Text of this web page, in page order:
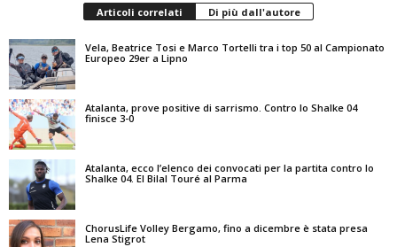
Articoli correlati Di più dall'autore
Vela, Beatrice Tosi e Marco Tortelli tra i top 50 al Campionato
Europeo 29er a Lipno
Atalanta, prove positive di sarrismo. Contro lo Shalke 04
finisce 3-0
Atalanta, ecco l’elenco dei convocati per la partita contro lo
Shalke 04. El Bilal Touré al Parma
ChorusLife Volley Bergamo, fino a dicembre è stata presa
Lena Stigrot